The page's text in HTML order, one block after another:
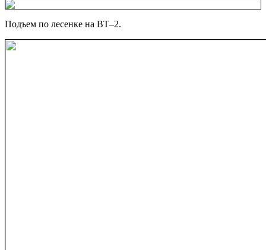
Подъем по лесенке на ВТ–2.